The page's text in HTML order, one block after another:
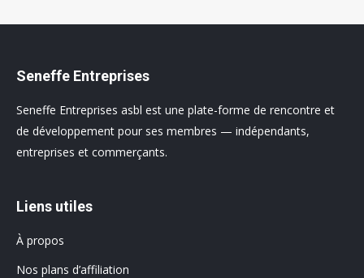
Seneffe Entreprises
Seneffe Entreprises asbl est une plate-forme de rencontre et
de développement pour ses membres — indépendants,
entreprises et commerçants.
Liens utiles
À propos
Nos plans d’affiliation